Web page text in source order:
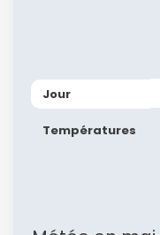
Jour
Températures